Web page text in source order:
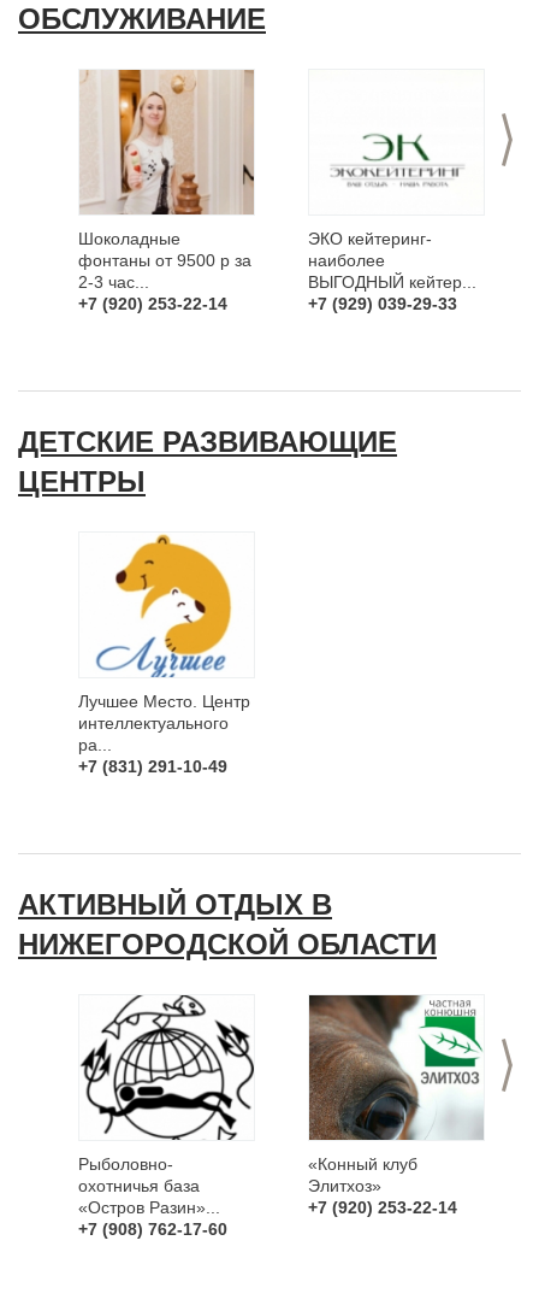
ОБСЛУЖИВАНИЕ
>
Шоколадные
фонтаны от 9500 р за
2-3 час...
+7 (920) 253-22-14
ЭКО кейтеринг-
наиболее
ВЫГОДНЫЙ кейтер...
+7 (929) 039-29-33
ДЕТСКИЕ РАЗВИВАЮЩИЕ
ЦЕНТРЫ
Лучшее Место. Центр
интеллектуального
ра...
+7 (831) 291-10-49
АКТИВНЫЙ ОТДЫХ В
НИЖЕГОРОДСКОЙ ОБЛАСТИ
>
Рыболовно-
охотничья база
«Остров Разин»...
+7 (908) 762-17-60
«Конный клуб
Элитхоз»
+7 (920) 253-22-14